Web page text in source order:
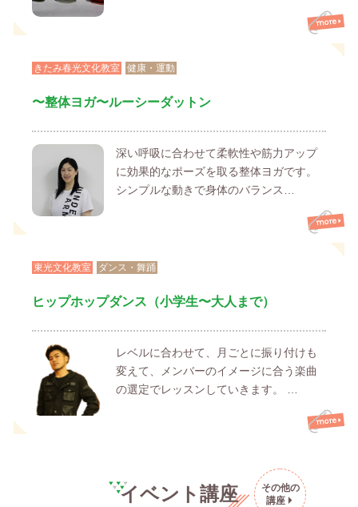
きたみ春光文化教室 健康・運動
〜整体ヨガ〜ルーシーダットン
深い呼吸に合わせて柔軟性や筋力アップ
に効果的なポーズを取る整体ヨガです。
シンプルな動きで身体のバランス…
東光文化教室 ダンス・舞踊
ヒップホップダンス（小学生〜大人まで）
レベルに合わせて、月ごとに振り付けも
変えて、メンバーのイメージに合う楽曲
の選定でレッスンしていきます。 …
イベント講座
その他の
講座